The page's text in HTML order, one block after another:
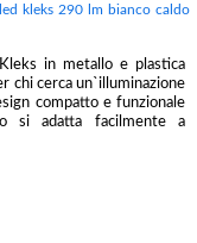
kleks 290 lm bianco caldo
in metallo e plastica
chi cerca un`illuminazione
compatto e funzionale
si adatta facilmente a